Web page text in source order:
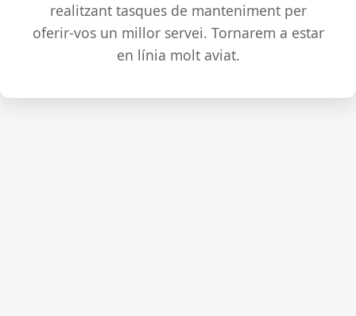
realitzant tasques de manteniment per
oferir-vos un millor servei. Tornarem a estar
en línia molt aviat.